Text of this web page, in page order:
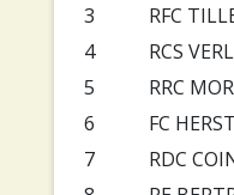
3
RFC
4
RCS
5
RRC
6
FC
7
RDC